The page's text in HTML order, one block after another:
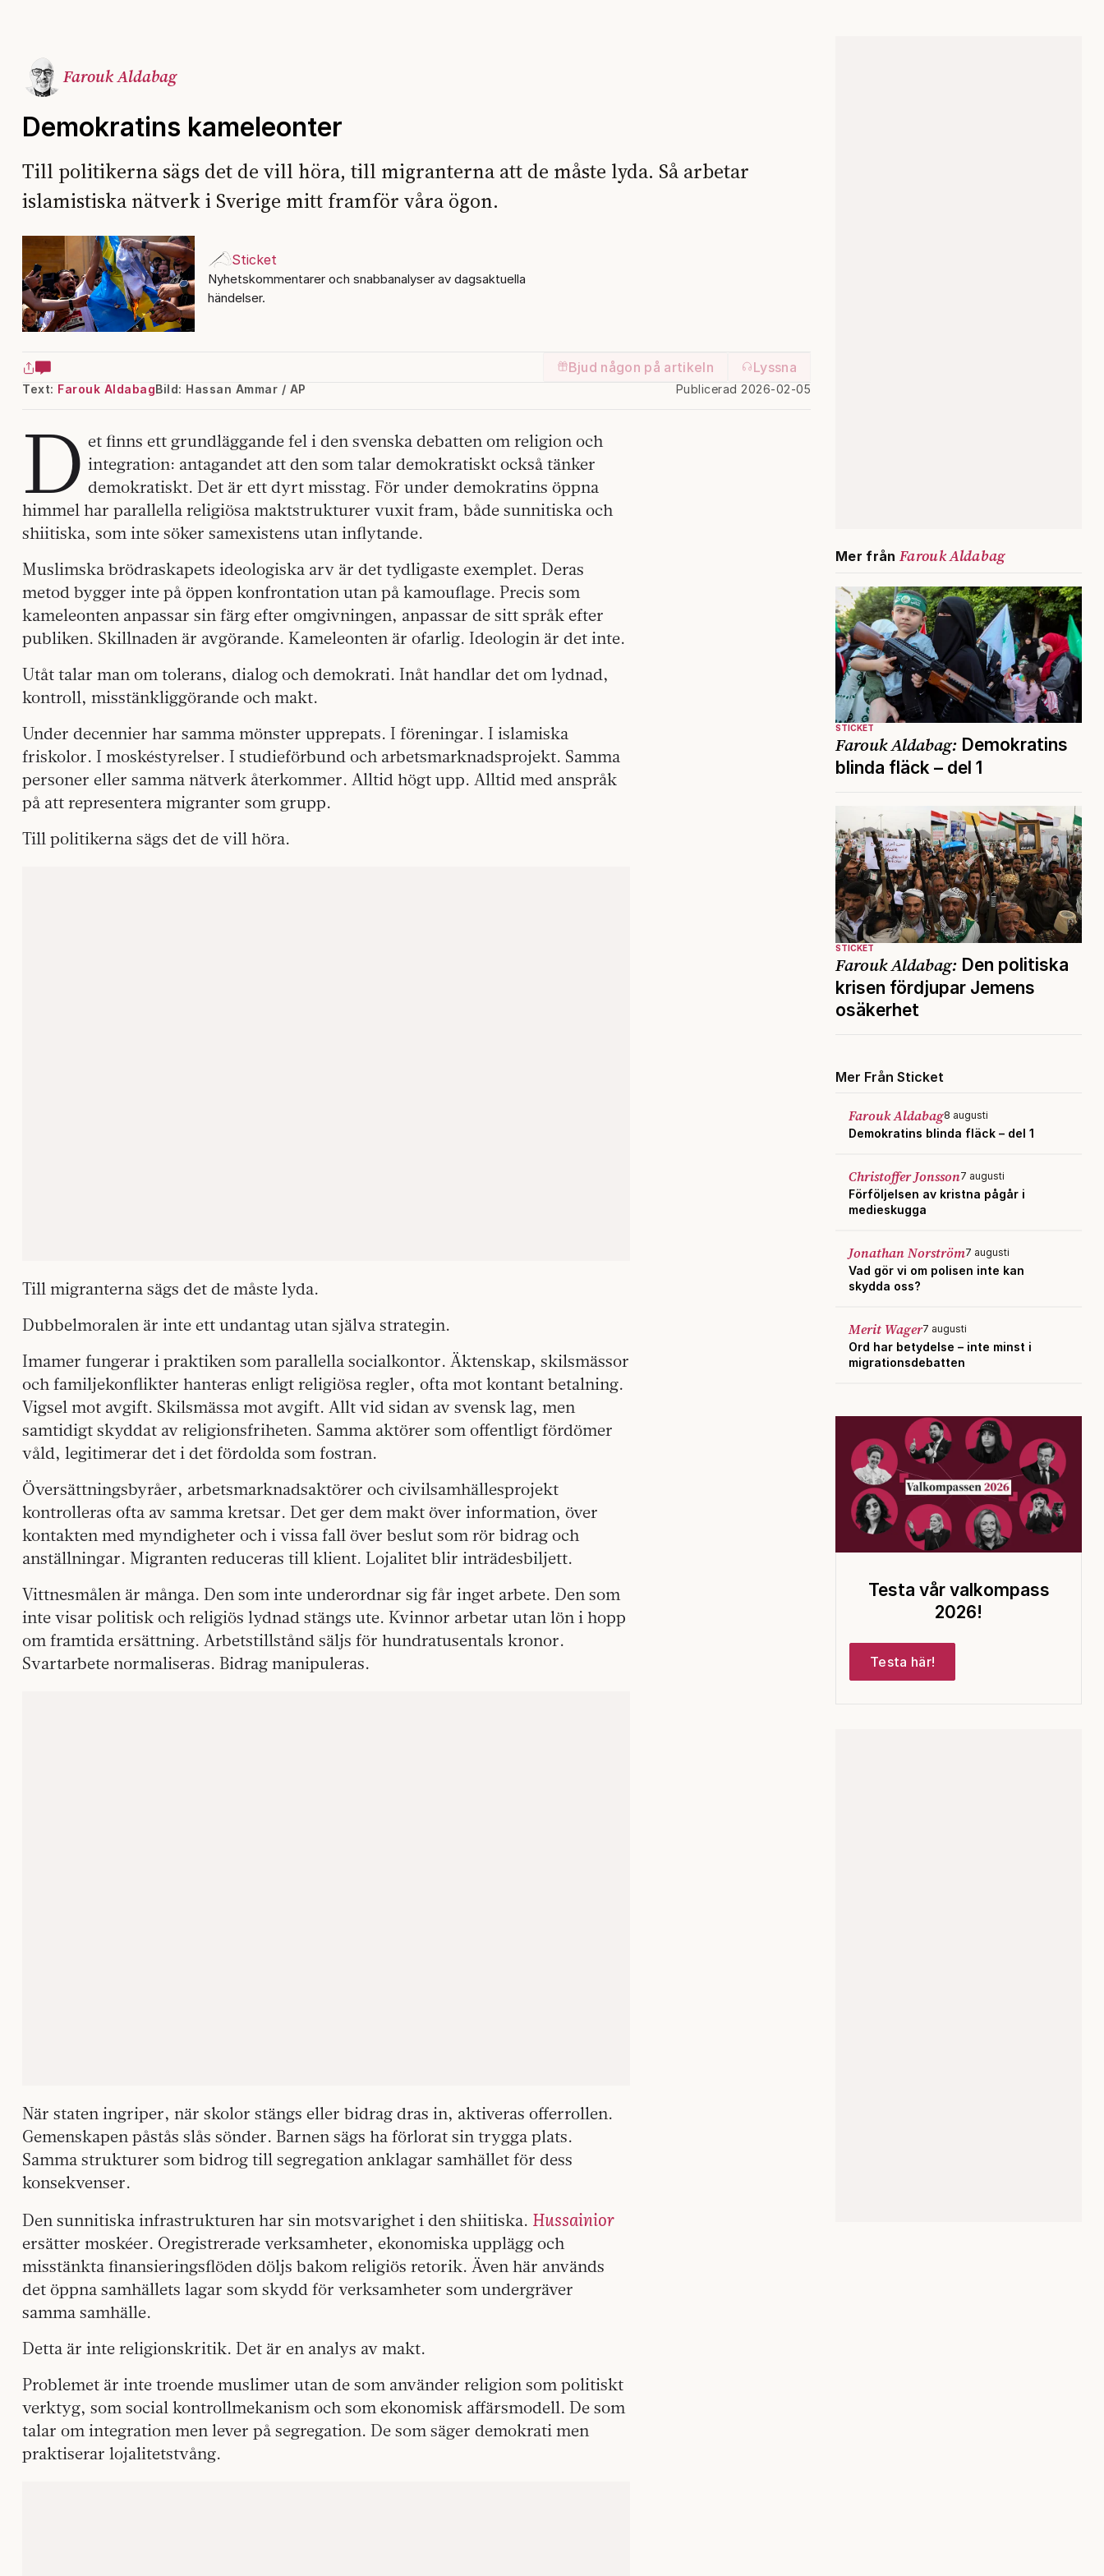
Farouk Aldabag
Demokratins kameleonter
Till politikerna sägs det de vill höra, till migranterna att de måste lyda. Så arbetar
islamistiska nätverk i Sverige mitt framför våra ögon.
Sticket
Nyhetskommentarer och snabbanalyser av dagsaktuella
händelser.
Bjud någon på artikeln Lyssna
Text: Farouk Aldabag Publicerad 2026-02-05
Bild: Hassan Ammar / AP
D et finns ett grundläggande fel i den svenska debatten om religion och
integration: antagandet att den som talar demokratiskt också tänker
demokratiskt. Det är ett dyrt misstag. För under demokratins öppna
himmel har parallella religiösa maktstrukturer vuxit fram, både sunnitiska och
shiitiska, som inte söker samexistens utan inflytande.
Muslimska brödraskapets ideologiska arv är det tydligaste exemplet. Deras
metod bygger inte på öppen konfrontation utan på kamouflage. Precis som
kameleonten anpassar sin färg efter omgivningen, anpassar de sitt språk efter
publiken. Skillnaden är avgörande. Kameleonten är ofarlig. Ideologin är det inte.
Utåt talar man om tolerans, dialog och demokrati. Inåt handlar det om lydnad,
kontroll, misstänkliggörande och makt.
Under decennier har samma mönster upprepats. I föreningar. I islamiska
friskolor. I moskéstyrelser. I studieförbund och arbetsmarknadsprojekt. Samma
personer eller samma nätverk återkommer. Alltid högt upp. Alltid med anspråk
på att representera migranter som grupp.
Till politikerna sägs det de vill höra.
Till migranterna sägs det de måste lyda.
Dubbelmoralen är inte ett undantag utan själva strategin.
Imamer fungerar i praktiken som parallella socialkontor. Äktenskap, skilsmässor
och familjekonflikter hanteras enligt religiösa regler, ofta mot kontant betalning.
Vigsel mot avgift. Skilsmässa mot avgift. Allt vid sidan av svensk lag, men
samtidigt skyddat av religionsfriheten. Samma aktörer som offentligt fördömer
våld, legitimerar det i det fördolda som fostran.
Översättningsbyråer, arbetsmarknadsaktörer och civilsamhällesprojekt
kontrolleras ofta av samma kretsar. Det ger dem makt över information, över
kontakten med myndigheter och i vissa fall över beslut som rör bidrag och
anställningar. Migranten reduceras till klient. Lojalitet blir inträdesbiljett.
Vittnesmålen är många. Den som inte underordnar sig får inget arbete. Den som
inte visar politisk och religiös lydnad stängs ute. Kvinnor arbetar utan lön i hopp
om framtida ersättning. Arbetstillstånd säljs för hundratusentals kronor.
Svartarbete normaliseras. Bidrag manipuleras.
När staten ingriper, när skolor stängs eller bidrag dras in, aktiveras offerrollen.
Gemenskapen påstås slås sönder. Barnen sägs ha förlorat sin trygga plats.
Samma strukturer som bidrog till segregation anklagar samhället för dess
konsekvenser.
Den sunnitiska infrastrukturen har sin motsvarighet i den shiitiska. Hussainior
ersätter moskéer. Oregistrerade verksamheter, ekonomiska upplägg och
misstänkta finansieringsflöden döljs bakom religiös retorik. Även här används
det öppna samhällets lagar som skydd för verksamheter som undergräver
samma samhälle.
Detta är inte religionskritik. Det är en analys av makt.
Problemet är inte troende muslimer utan de som använder religion som politiskt
verktyg, som social kontrollmekanism och som ekonomisk affärsmodell. De som
talar om integration men lever på segregation. De som säger demokrati men
praktiserar lojalitetstvång.
Mer från Farouk Aldabag
STICKET
Farouk Aldabag: Demokratins
blinda fläck – del 1
STICKET
Farouk Aldabag: Den politiska
krisen fördjupar Jemens
osäkerhet
Mer Från Sticket
Farouk Aldabag8 augusti
Demokratins blinda fläck – del 1
Christoffer Jonsson7 augusti
Förföljelsen av kristna pågår i
medieskugga
Jonathan Norström7 augusti
Vad gör vi om polisen inte kan
skydda oss?
Merit Wager7 augusti
Ord har betydelse – inte minst i
migrationsdebatten
Testa vår valkompass
2026!
Testa här!